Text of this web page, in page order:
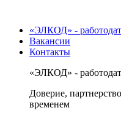
«ЭЛКОД» -
Вакансии
Контакты
«ЭЛКОД» -
Доверие,
временем